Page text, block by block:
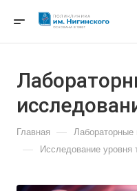
Главная — Лабораторные
— Исследование уровня